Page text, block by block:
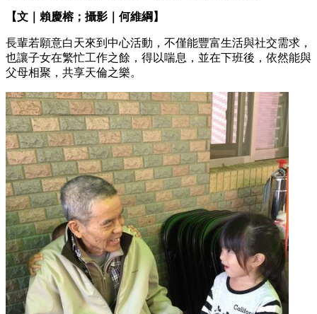
【文｜賴慶榕；攝影｜何維綱】
長輩若願意白天來到中心活動，不僅能豐富生活與社交需求，
也讓子女在繁忙工作之餘，得以喘息，並在下班後，依然能與
父母相聚，共享天倫之樂。